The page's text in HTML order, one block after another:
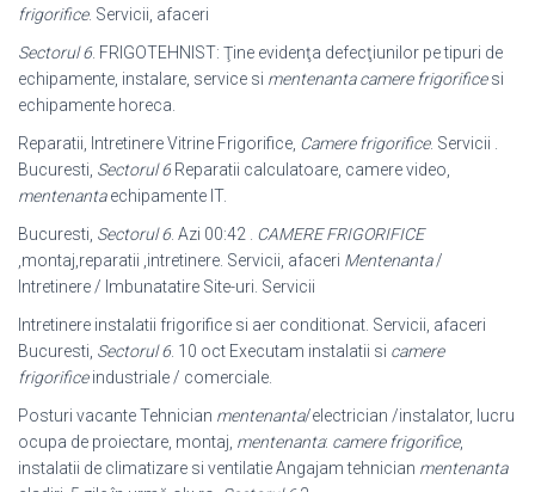
frigorifice. Servicii, afaceri
Sectorul 6. FRIGOTEHNIST: Ţine evidenţa defecţiunilor pe tipuri de
echipamente, instalare, service si mentenanta camere frigorificesi
echipamente horeca.
Reparatii, Intretinere Vitrine Frigorifice, Camere frigorifice. Servicii .
Bucuresti, Sectorul 6Reparatii calculatoare, camere video,
mentenantaechipamente IT.
Bucuresti, Sectorul 6. Azi 00:42 . CAMERE FRIGORIFICE
,montaj,reparatii ,intretinere. Servicii, afaceri Mentenanta/
Intretinere / Imbunatatire Site-uri. Servicii
Intretinere instalatii frigorifice si aer conditionat. Servicii, afaceri
Bucuresti, Sectorul 6. 10 oct Executam instalatii si camere
frigorificeindustriale / comerciale.
Posturi vacante Tehnician mentenanta/electrician /instalator, lucru
ocupa de proiectare, montaj, mentenanta: camere frigorifice,
instalatii de climatizare si ventilatie Angajam tehnician mentenanta